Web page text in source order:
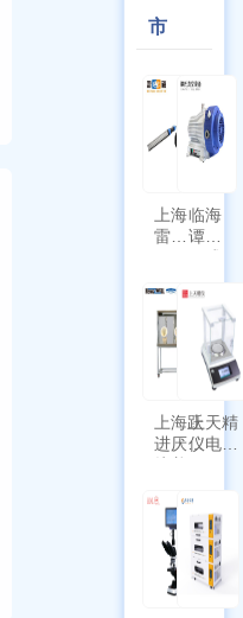
市
上海
雷磁
符合
新国
标带
功能
临海
谭氏
干式
泵
SPL-
10
上海跃
进厌氧
培养箱
III-T
上天精
仪电子
带审计
追踪功
能